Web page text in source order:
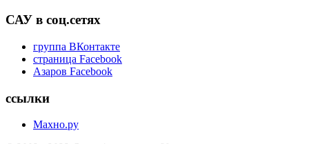
САУ в соц.сетях
группа ВКонтакте
страница Facebook
Азаров Facebook
ссылки
Махно.ру